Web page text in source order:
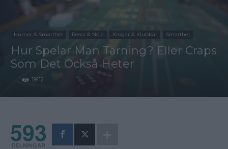
Humor & Smarthet Resor & Nöje Krogar & Klubbar Smarthet
Hur Spelar Man Tärning? Eller Craps
Som Det Också Heter
19112
593
DELNINGAR